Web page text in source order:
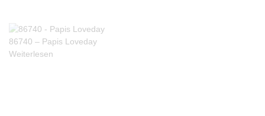
86740 – Papis Loveday
Weiterlesen